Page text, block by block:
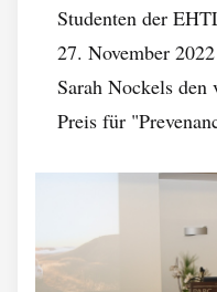
Studenten der
27. November
Sarah Nockels
Preis für